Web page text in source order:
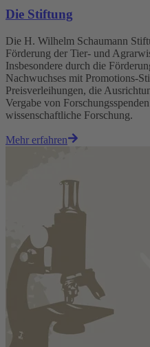
Die Stiftung
Die H. Wilhelm Schaumann
Förderung der Tier- und
Insbesondere durch die
Nachwuchses mit Promotions-
Preisverleihungen, die
Vergabe von
wissenschaftliche Forschung.
Mehr erfahren